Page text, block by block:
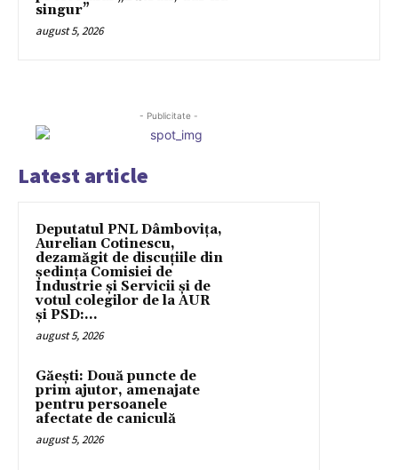
singur”
august 5, 2026
- Publicitate -
Latest article
Deputatul PNL Dâmbovița,
Aurelian Cotinescu,
dezamăgit de discuțiile din
ședința Comisiei de
Industrie și Servicii și de
votul colegilor de la AUR
și PSD:...
august 5, 2026
Găești: Două puncte de
prim ajutor, amenajate
pentru persoanele
afectate de caniculă
august 5, 2026